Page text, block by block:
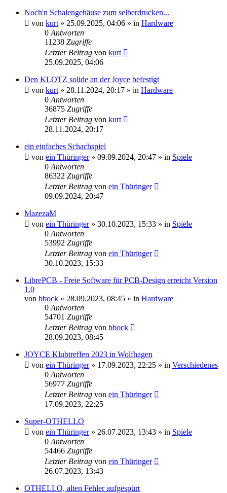
Noch'n Schalengehäuse zum selberdrucken...
von kurt » 25.09.2025, 04:06 » in Hardware
0 Antworten
11238 Zugriffe
Letzter Beitrag von kurt
25.09.2025, 04:06
Den KLOTZ solide an der Joyce befestigt
von kurt » 28.11.2024, 20:17 » in Hardware
0 Antworten
36875 Zugriffe
Letzter Beitrag von kurt
28.11.2024, 20:17
ein einfaches Schachspiel
von ein Thüringer» 09.09.2024, 20:47 » in Spiele
0 Antworten
86322 Zugriffe
Letzter Beitrag von ein Thüringer
09.09.2024, 20:47
MazezaM
von ein Thüringer» 30.10.2023, 15:33 » in Spiele
0 Antworten
53992 Zugriffe
Letzter Beitrag von ein Thüringer
30.10.2023, 15:33
LibrePCB - Freie Software für PCB-Design erreicht Version
1.0
von bbock » 28.09.2023, 08:45 » in Hardware
0 Antworten
54701 Zugriffe
Letzter Beitrag von bbock
28.09.2023, 08:45
JOYCE Klubtreffen 2023 in Wolfhagen
von ein Thüringer» 17.09.2023, 22:25 » in Verschiedenes
0 Antworten
56977 Zugriffe
Letzter Beitrag von ein Thüringer
17.09.2023, 22:25
Super-OTHELLO
von ein Thüringer» 26.07.2023, 13:43 » in Spiele
0 Antworten
54466 Zugriffe
Letzter Beitrag von ein Thüringer
26.07.2023, 13:43
OTHELLO, alten Fehler aufgespürt